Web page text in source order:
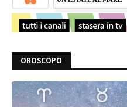
OROSCOPO